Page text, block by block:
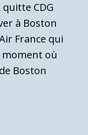
quitte CDG
à Boston
France qui
moment où
Boston